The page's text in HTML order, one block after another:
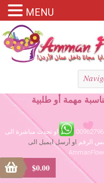
مهمة أو طلبية
او تحدث مباشرة الى
الرقم او أرسل ايميل الى
$0.00
MENU